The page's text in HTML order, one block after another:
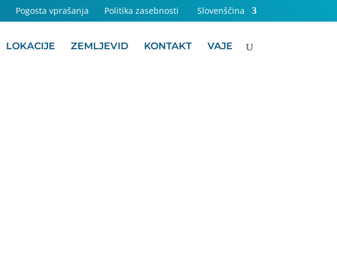
Pogosta vprašanja Politika zasebnosti Slovenščina
LOKACIJE ZEMLJEVID KONTAKT VAJE